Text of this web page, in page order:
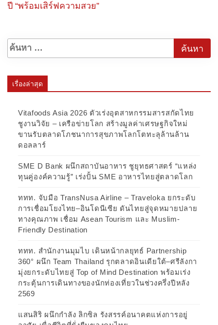
ปี “พร้อมเสิร์ฟความสวย”
เรื่องล่าสุด
Vitafoods Asia 2026 ตัวเร่งอุตสาหกรรมสารสกัดไทย
ชูงานวิจัย – เครือข่ายโลก สร้างมูลค่าเศรษฐกิจใหม่
ขานรับตลาดโภชนาการสุขภาพโลกโตทะลุล้านล้าน
ดอลลาร์
SME D Bank ผนึกสถาบันอาหาร ชูยุทธศาสตร์ “แหล่ง
ทุนคู่องค์ความรู้” เร่งปั้น SME อาหารไทยสู่ตลาดโลก
ททท. จับมือ TransNusa Airline – Traveloka ยกระดับ
การเชื่อมโยงไทย–อินโดนีเซีย ดันไทยสู่จุดหมายปลาย
ทางคุณภาพ เชื่อม Asean Tourism และ Muslim-
Friendly Destination
ททท. สำนักงานมุมไบ เดินหน้ากลยุทธ์ Partnership
360° ผนึก Team Thailand รุกตลาดอินเดียใต้–ศรีลังกา
มุ่งยกระดับไทยสู่ Top of Mind Destination พร้อมเร่ง
กระตุ้นการเดินทางของนักท่องเที่ยวในช่วงครึ่งปีหลัง
2569
แสนสิริ ผนึกกำลัง ลิกซิล รังสรรค์อนาคตแห่งการอยู่